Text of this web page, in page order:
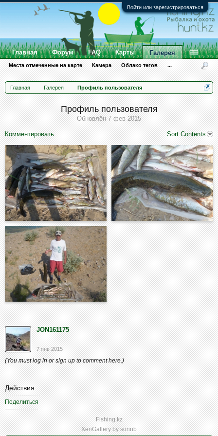
Войти или зарегистрироваться
Главная Галерея Профиль пользователя
Профиль пользователя
Обновлён7 фев 2015
Комментировать Sort Contents
JON161175
7 янв 2015
(You must log in or sign up to comment here.)
Действия
Поделиться
Fishing.kz
XenGallery bysonnb
Главная Форум FAQ Карты Галерея
Места отмеченные на карте Камера Облако тегов ...